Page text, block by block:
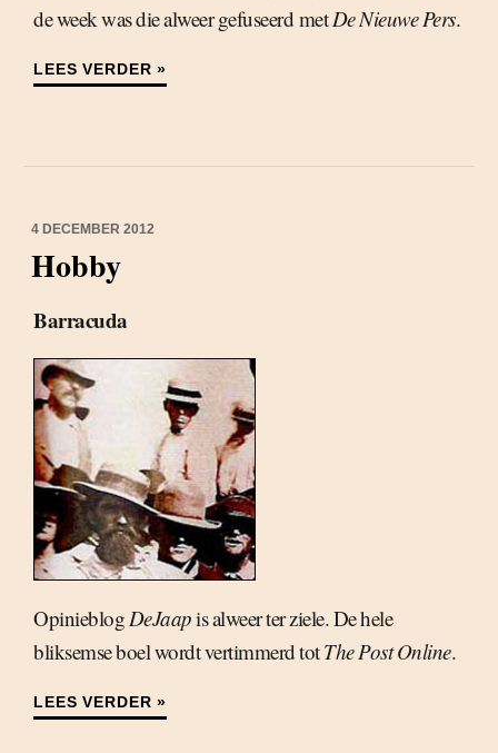
de week was die alweer gefuseerd metDe Nieuwe Pers.
LEES VERDER »
4 DECEMBER 2012
Hobby
Barracuda
OpinieblogDeJaapis alweer ter ziele. De hele
bliksemse boel wordt vertimmerd totThe Post Online.
LEES VERDER »